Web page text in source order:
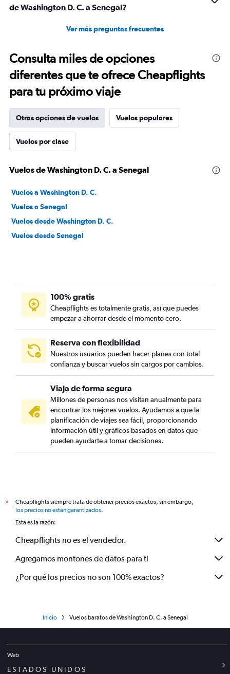
de Washington D. C. a Senegal?
Ver más preguntas frecuentes
Consulta miles de opciones
diferentes que te ofrece Cheapflights
para tu próximo viaje
Otras opciones de vuelos Vuelos populares
Vuelos por clase
Vuelos de Washington D. C. a Senegal
Vuelos a Washington D. C.
Vuelos a Senegal
Vuelos desde Washington D. C.
Vuelos desde Senegal
100% gratis
Cheapflights es totalmente gratis, así que puedes
empezar a ahorrar desde el momento cero.
Reserva con flexibilidad
Nuestros usuarios pueden hacer planes con total
confianza y buscar vuelos sin cargos por cambios.
Viaja de forma segura
Millones de personas nos visitan anualmente para
encontrar los mejores vuelos. Ayudamos a que la
planificación de viajes sea fácil, proporcionando
información útil y gráficos basados en datos que
pueden ayudarte a tomar decisiones.
*
Cheapflights siempre trata de obtener precios exactos, sin embargo,
los precios no están garantizados.
Esta es la razón:
Cheapflights no es el vendedor.
Agregamos montones de datos para ti
¿Por qué los precios no son 100% exactos?
Inicio Vuelos baratos de Washington D. C. a Senegal
Web
ESTADOS UNIDOS